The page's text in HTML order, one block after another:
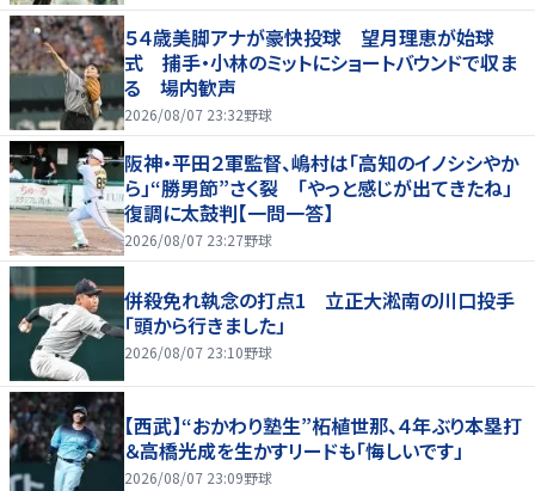
５４歳美脚アナが豪快投球 望月理恵が始球
式 捕手・小林のミットにショートバウンドで収ま
る 場内歓声
2026/08/07 23:32野球
阪神・平田２軍監督、嶋村は「高知のイノシシやか
ら」“勝男節”さく裂 「やっと感じが出てきたね」
復調に太鼓判【一問一答】
2026/08/07 23:27野球
併殺免れ執念の打点1 立正大淞南の川口投手
「頭から行きました」
2026/08/07 23:10野球
【西武】“おかわり塾生”柘植世那、４年ぶり本塁打
＆高橋光成を生かすリードも「悔しいです」
2026/08/07 23:09野球